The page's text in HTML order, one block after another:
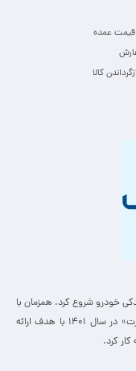
عمده
کالا
قطعات یدکی خودرو شروع کرد. همزمان با
رشد و توسعه فناوری در دنیای دیجیتال، گروه «کاروپارت» در سال ۱۴۰۱ با هدف ارائه
کرد.